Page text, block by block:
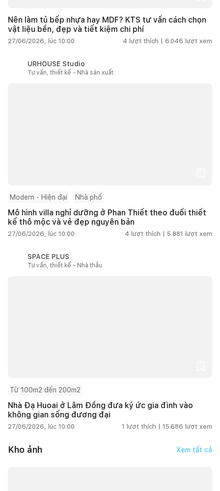
Nên làm tủ bếp nhựa hay MDF? KTS tư vấn cách chọn
vật liệu bền, đẹp và tiết kiệm chi phí
27/06/2026, lúc 10:00 4 lượt thích | 6.046 lượt xem
URHOUSE Studio
Tư vấn, thiết kế - Nhà sản xuất
Modern - Hiện đại Nhà phố
Mô hình villa nghỉ dưỡng ở Phan Thiết theo đuổi thiết
kế thô mộc và vẻ đẹp nguyên bản
27/06/2026, lúc 10:00 4 lượt thích | 5.881 lượt xem
SPACE PLUS
Tư vấn, thiết kế - Nhà thầu
Từ 100m2 đến 200m2
Nhà Đạ Huoai ở Lâm Đồng đưa ký ức gia đình vào
không gian sống đương đại
27/06/2026, lúc 10:00 1 lượt thích | 15.686 lượt xem
Kho ảnh Xem tất cả